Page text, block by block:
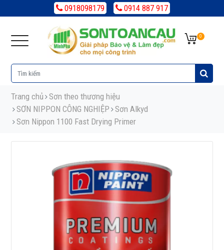
0918098179 0914 887 917
0
Trang chủ Sơn theo thương hiệu
SƠN NIPPON CÔNG NGHIỆP Sơn Alkyd
Sơn Nippon 1100 Fast Drying Primer